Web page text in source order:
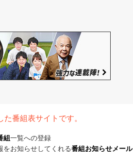
番組表サイトです。
組 一覧への登録
をお知らせしてくれる番組お知らせメール